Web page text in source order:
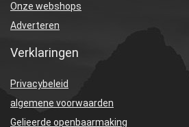
Onze webshops
Adverteren
Verklaringen
Privacybeleid
algemene voorwaarden
Gelieerde openbaarmaking